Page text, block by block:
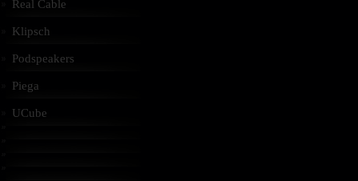
Real Cable
Klipsch
Podspeakers
Piega
UCube